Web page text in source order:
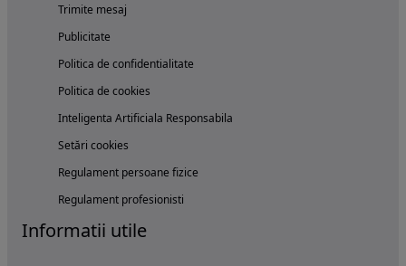
Trimite mesaj
Publicitate
Politica de confidentialitate
Politica de cookies
Inteligenta Artificiala Responsabila
Setări cookies
Regulament persoane fizice
Regulament profesionisti
Informatii utile